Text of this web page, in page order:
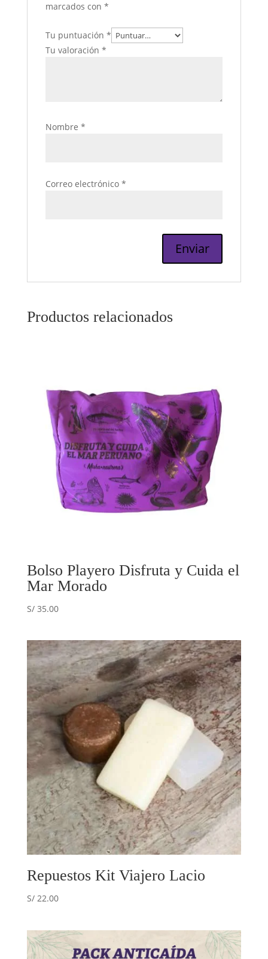
marcados con *
Tu puntuación *
Tu valoración *
Nombre *
Correo electrónico *
Productos relacionados
Bolso Playero Disfruta y Cuida el
Mar Morado
S/35.00
Repuestos Kit Viajero Lacio
S/22.00